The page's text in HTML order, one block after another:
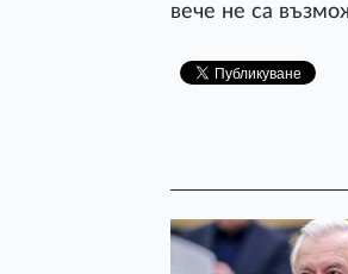
вече не са